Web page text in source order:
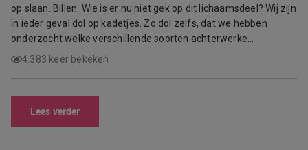
op slaan. Billen. Wie is er nu niet gek op dit lichaamsdeel? Wij zijn
in ieder geval dol op kadetjes. Zo dol zelfs, dat we hebben
onderzocht welke verschillende soorten achterwerke…
4.383 keer bekeken
Lees verder